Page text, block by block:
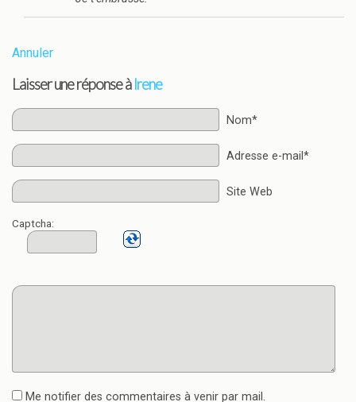
Annuler
Laisser une réponse àIrene
Nom*
Adresse e-mail*
Site Web
Captcha:
Me notifier des commentaires à venir par mail.